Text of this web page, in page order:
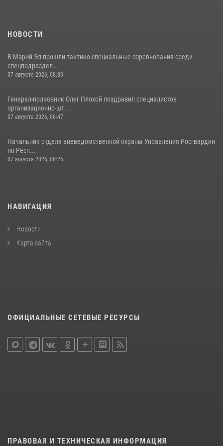
28 июля 2026, 11:52
НОВОСТИ
В Марий Эл прошли тактико-специальные соревнования среди
спецподраздел...
07 августа 2026, 08:30
Генерал-полковник Олег Плохой поздравил специалистов
организационно-шт...
07 августа 2026, 06:47
Начальник отдела вневедомственной охраны Управления Росгвардии
по Респ...
07 августа 2026, 06:25
НАВИГАЦИЯ
Новости
Карта сайта
ОФИЦИАЛЬНЫЕ СЕТЕВЫЕ РЕСУРСЫ
ПРАВОВАЯ И ТЕХНИЧЕСКАЯ ИНФОРМАЦИЯ